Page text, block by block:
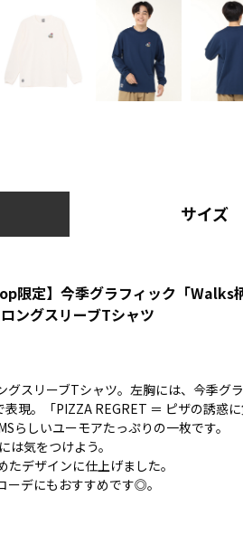
サイズ
限定】今季グラフィック「Walks
ングスリーブTシャツ
スリーブTシャツ。左胸には、今季グ
現。「PIZZA REGRET ＝ ピザの誘惑に
らしいユーモアたっぷりの一枚です。
は気をつけよう。
デザインに仕上げました。
ーデにもおすすめです◎。